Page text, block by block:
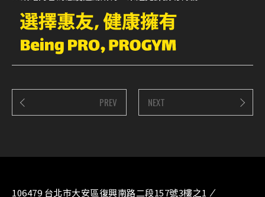
PREV NEXT
106479 台北市大安區復興南路二段157號3樓之1